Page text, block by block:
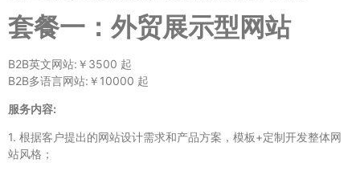
套餐一：外贸展示型网站
B2B英文网站:￥3500 起
B2B多语言网站:￥10000 起
服务内容:
1. 根据客户提出的网站设计需求和产品方案，模板+定制开发整体网
站风格；